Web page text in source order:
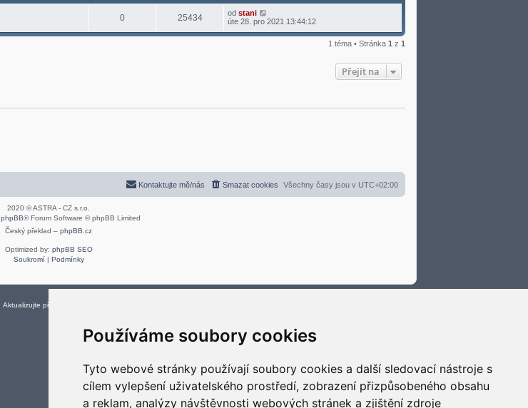
Používáme soubory cookies
Tyto webové stránky používají soubory cookies a další sledovací nástroje s
cílem vylepšení uživatelského prostředí, zobrazení přizpůsobeného obsahu
a reklam, analýzy návštěvnosti webových stránek a zjištění zdroje
0 25434 od stani
úte 28. pro 2021 13:44:12
1 téma • Stránka 1 z 1
Přejít na
Všechny časy jsou v UTC+02:00
Smazat cookies
Kontaktujte mě/nás
2020 © ASTRA - CZ s.r.o.
phpBB® Forum Software © phpBB Limited
Český překlad – phpBB.cz
Optimized by: phpBB SEO
Soukromí| Podmínky
Aktualizujte předvolby souborů cookies